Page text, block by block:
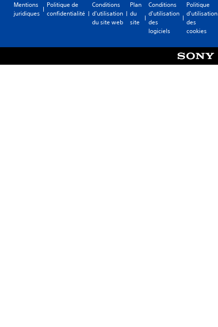
Mentions
juridiques
Politique de
confidentialité
Conditions
d'utilisation
du site web
Plan
du
site
Conditions
d'utilisation
des
logiciels
Politique
d'utilisation
des
cookies